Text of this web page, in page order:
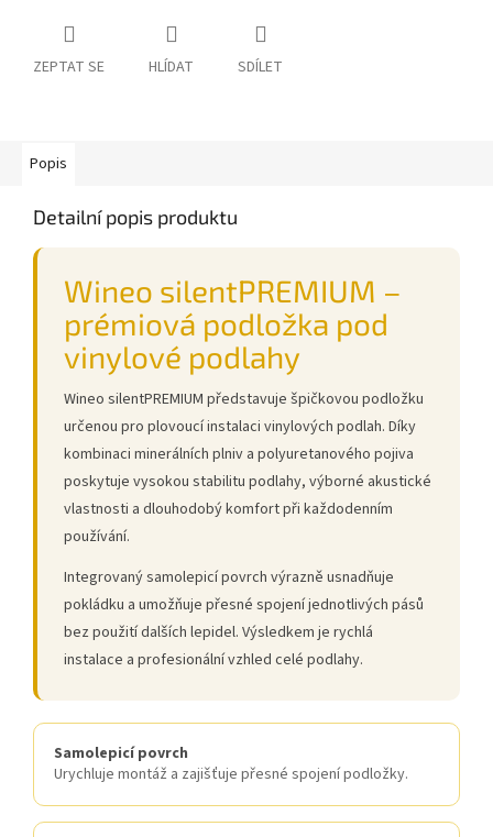
ZEPTAT SE HLÍDAT SDÍLET
Popis
Detailní popis produktu
Wineo silentPREMIUM –
prémiová podložka pod
vinylové podlahy
Wineo silentPREMIUM představuje špičkovou podložku
určenou pro plovoucí instalaci vinylových podlah. Díky
kombinaci minerálních plniv a polyuretanového pojiva
poskytuje vysokou stabilitu podlahy, výborné akustické
vlastnosti a dlouhodobý komfort při každodenním
používání.
Integrovaný samolepicí povrch výrazně usnadňuje
pokládku a umožňuje přesné spojení jednotlivých pásů
bez použití dalších lepidel. Výsledkem je rychlá
instalace a profesionální vzhled celé podlahy.
Samolepicí povrch
Urychluje montáž a zajišťuje přesné spojení podložky.